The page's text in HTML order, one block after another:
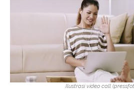
Ilustrasi video call